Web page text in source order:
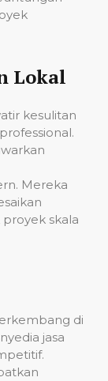
Lokal
kesulitan
Mereka
skala
di
jasa